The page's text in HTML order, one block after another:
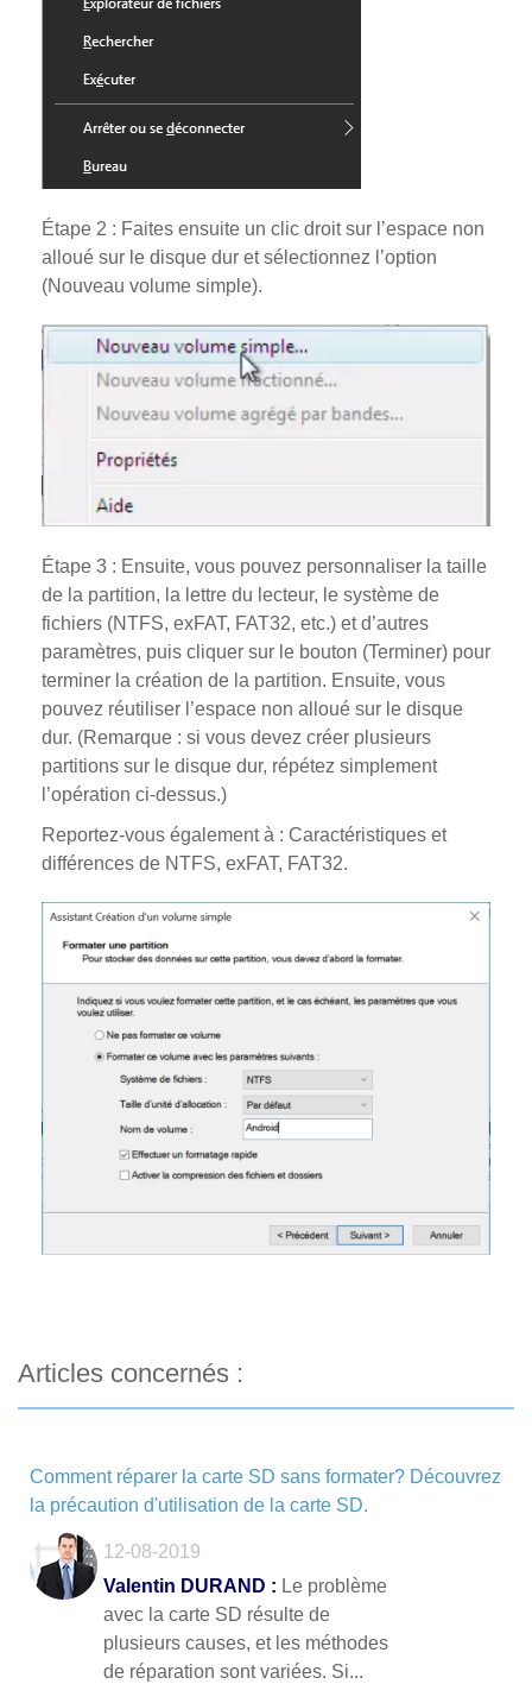
Étape 2 : Faites ensuite un clic droit sur l’espace non
alloué sur le disque dur et sélectionnez l’option
(Nouveau volume simple).
Étape 3 : Ensuite, vous pouvez personnaliser la taille
de la partition, la lettre du lecteur, le système de
fichiers (NTFS, exFAT, FAT32, etc.) et d’autres
paramètres, puis cliquer sur le bouton (Terminer) pour
terminer la création de la partition. Ensuite, vous
pouvez réutiliser l’espace non alloué sur le disque
dur. (Remarque : si vous devez créer plusieurs
partitions sur le disque dur, répétez simplement
l’opération ci-dessus.)
Reportez-vous également à : Caractéristiques et
différences de NTFS, exFAT, FAT32.
Articles concernés :
Comment réparer la carte SD sans formater? Découvrez
la précaution d'utilisation de la carte SD.
12-08-2019
Valentin DURAND : Le problème
avec la carte SD résulte de
plusieurs causes, et les méthodes
de réparation sont variées. Si...